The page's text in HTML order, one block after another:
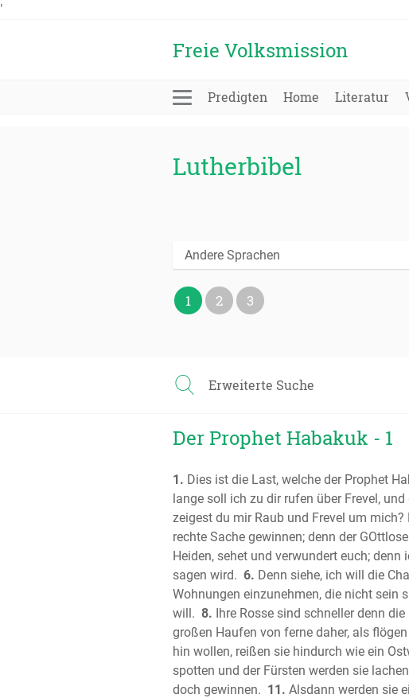
'
Freie Volksmission
Predigten Home Literatur
Lutherbibel
Andere Sprachen
1 2 3
Erweiterte Suche
Der Prophet Habakuk - 1
1. Dies ist die Last, welche der Prophet
lange soll ich zu dir rufen über Frevel,
zeigest du mir Raub und Frevel um mich?
rechte Sache gewinnen; denn der
Heiden, sehet und verwundert euch;
sagen wird. 6. Denn siehe, ich will die
Wohnungen einzunehmen, die nicht sein
will. 8. Ihre Rosse sind schneller denn
großen Haufen von ferne daher, als
hin wollen, reißen sie hindurch wie ein
spotten und der Fürsten werden sie
doch gewinnen. 11. Alsdann werden sie